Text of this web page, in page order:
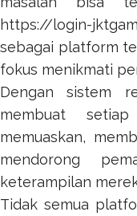
https://login-
sebagai platform
fokus menikmati
Dengan sistem
membuat
memuaskan,
mendorong
keterampilan
Tidak semua